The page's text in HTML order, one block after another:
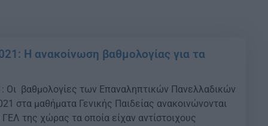
Η ανακοίνωση βαθμολογίας για τα
Oι βαθμολογίες των Επαναληπτικών Πανελλαδικών
στα μαθήματα Γενικής Παιδείας ανακοινώνονται
της χώρας τα οποία είχαν αντίστοιχους